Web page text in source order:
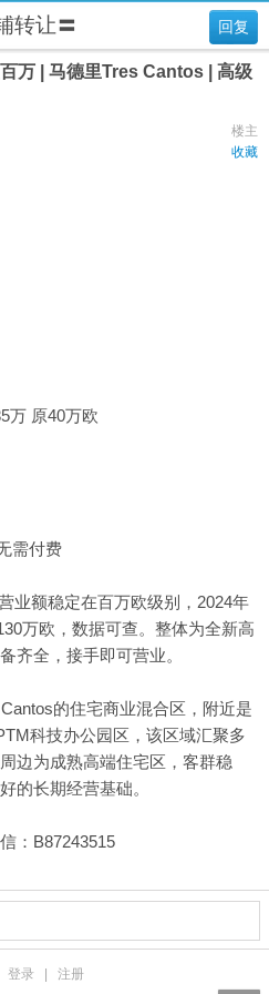
回复
转让〓
万 | 马德里Tres Cantos | 高级
楼主
收藏
万 原40万欧
需付费
业额稳定在百万欧级别，2024年
万欧，数据可查。整体为全新高
齐全，接手即可营业。
的住宅商业混合区，附近是
科技办公园区，该区域汇聚多
边为成熟高端住宅区，客群稳
的长期经营基础。
：B87243515
登录
注册